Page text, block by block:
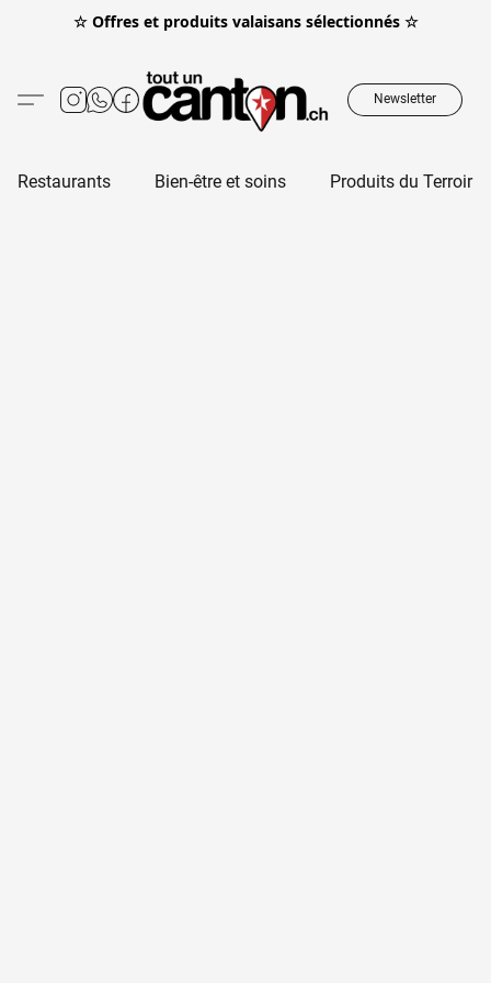
☆ Offres et produits valaisans sélectionnés ☆
Newsletter
Restaurants Bien-être et soins Produits du Terroir